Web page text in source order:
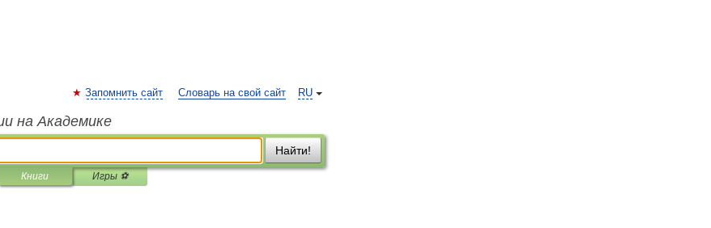
RU
Запомнить сайт Словарь на свой сайт
на Академике
Найти!
Книги Игры ⚽